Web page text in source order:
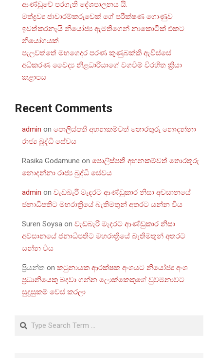
ආණ්ඩුවේ පරගැති දේශපාලනය යි.
මත්ද්‍රව්‍ය ජාවාරම්කරුවෙක් ගේ පරීක්ෂණ ගොණුව
ඉවත්කරනැයි නියෝජ්‍ය ඇමතිගෙන් නාකොටික් එකට
නියෝගයක්.
පැලවත්තේ මහගෙදර පරණ කුණුබක්කි ඇවිස්සේ
අධිකරණ වෛද්‍ය නිළධාරියාගේ වගවීම් විරහිත ක්‍රියා
කළාපය
Recent Comments
admin on පොලිස්පති අහනකම්වත් තොරතුරු නොදන්නා
රාජ්‍ය බුද්ධි සේවය
Rasika Godamune on පොලිස්පති අහනකම්වත් තොරතුරු
නොදන්නා රාජ්‍ය බුද්ධි සේවය
admin on වැඩබැරි මැදරට ආණ්ඩුකාර නිසා අවසානයේ
ජනාධිපතිට මහරාත්‍රියේ බැතිමතුන් අතරට යන්න විය
Suren Soysa on වැඩබැරි මැදරට ආණ්ඩුකාර නිසා
අවසානයේ ජනාධිපතිට මහරාත්‍රියේ බැතිමතුන් අතරට
යන්න විය
ප්‍රියන්ත on කටුනායක ආරක්ෂක අංශයට නියෝජ්‍ය අංශ
ප්‍රධානියෙකු බදවා ගන්න ලොක්කෙකුගේ වුවමනාවට
සුදුසුකම් වෙස් කරලා
Search